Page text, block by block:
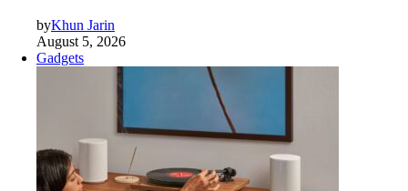
byKhun Jarin
August 5, 2026
Gadgets